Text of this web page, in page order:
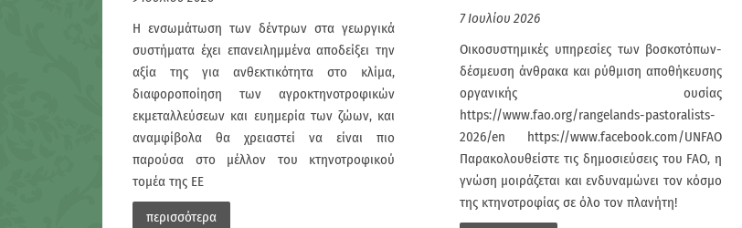
Η ενσωμάτωση των δέντρων στα γεωργικά
συστήματα έχει επανειλημμένα αποδείξει την
αξία της για ανθεκτικότητα στο κλίμα,
διαφοροποίηση των αγροκτηνοτροφικών
εκμεταλλεύσεων και ευημερία των ζώων, και
αναμφίβολα θα χρειαστεί να είναι πιο
παρούσα στο μέλλον του κτηνοτροφικού
τομέα της ΕΕ
περισσότερα
7 Ιουλίου 2026
Οικοσυστημικές υπηρεσίες των βοσκοτόπων-
δέσμευση άνθρακα και ρύθμιση αποθήκευσης
οργανικής ουσίας
https://www.fao.org/rangelands-pastoralists-
2026/en https://www.facebook.com/UNFAO
Παρακολουθείστε τις δημοσιεύσεις του FAO, η
γνώση μοιράζεται και ενδυναμώνει τον κόσμο
της κτηνοτροφίας σε όλο τον πλανήτη!